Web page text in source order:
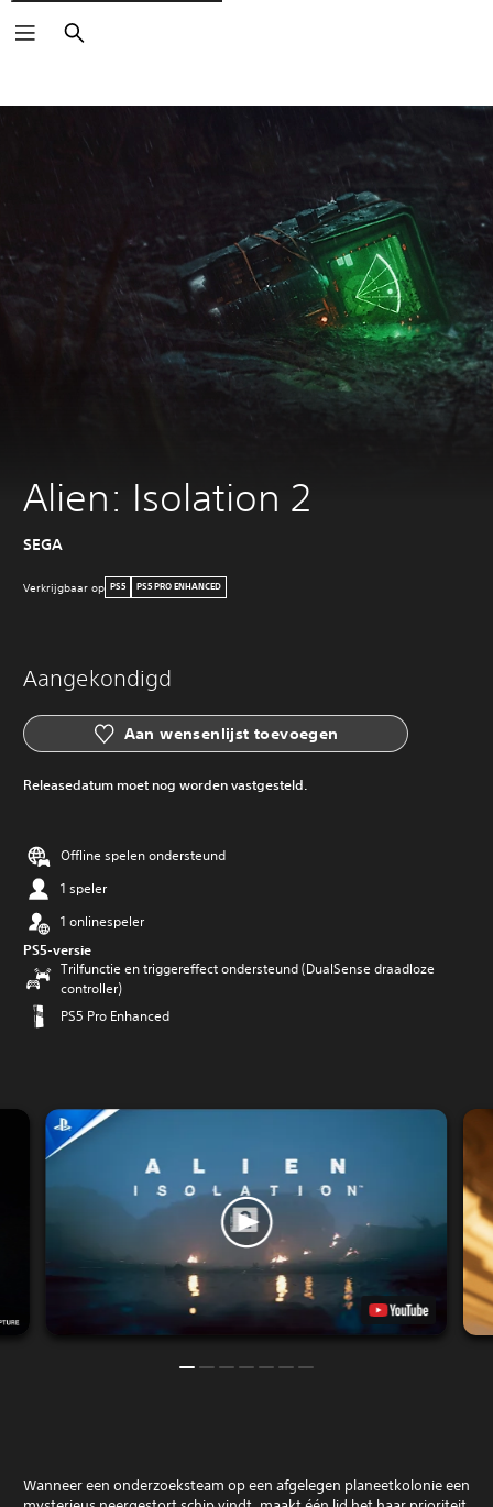
Zoeken
Alien: Isolation 2
SEGA
Verkrijgbaar op PS5 PS5 PRO ENHANCED
Aangekondigd
Aan wensenlijst toevoegen
Releasedatum moet nog worden vastgesteld.
Offline spelen ondersteund
1 speler
1 onlinespeler
PS5-versie
Trilfunctie en triggereffect ondersteund (DualSense draadloze
controller)
PS5 Pro Enhanced
Wanneer een onderzoeksteam op een afgelegen planeetkolonie een